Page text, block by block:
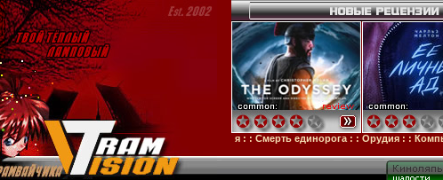
:Микки 17 : : Субстанция: :28 лет спустя Смерть единорога: :Орудия: :